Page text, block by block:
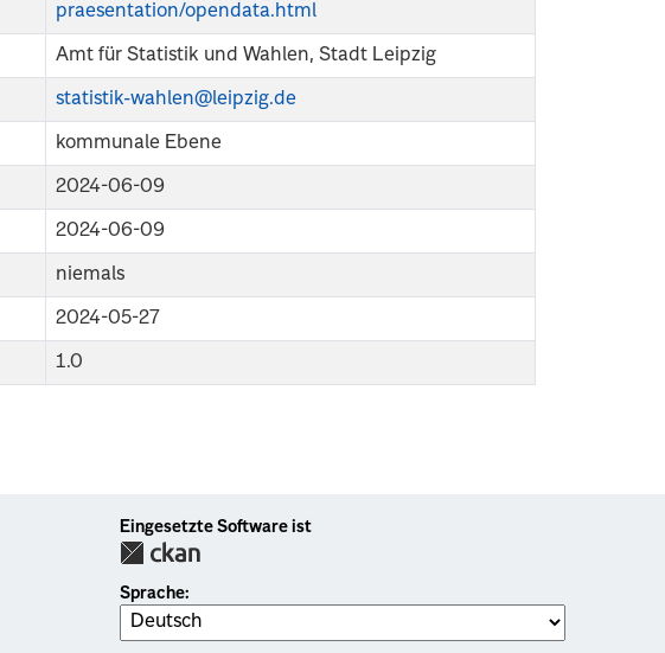
praesentation/opendata.html
Amt für Statistik und Wahlen, Stadt Leipzig
statistik-wahlen@leipzig.de
kommunale Ebene
2024-06-09
2024-06-09
niemals
2024-05-27
1.0
Eingesetzte Software ist
Sprache